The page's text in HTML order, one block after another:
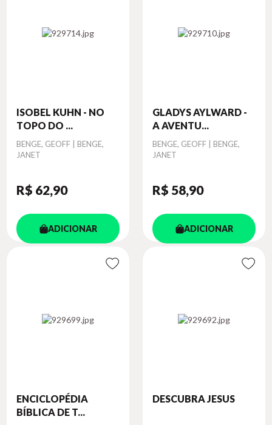
ISOBEL KUHN - NO
TOPO DO ...
Autor
BENGE, GEOFF | BENGE,
JANET
R$ 62,90
ADICIONAR
GLADYS AYLWARD -
A AVENTU...
Autor
BENGE, GEOFF | BENGE,
JANET
R$ 58,90
ADICIONAR
ENCICLOPÉDIA
BÍBLICA DE T...
DESCUBRA JESUS